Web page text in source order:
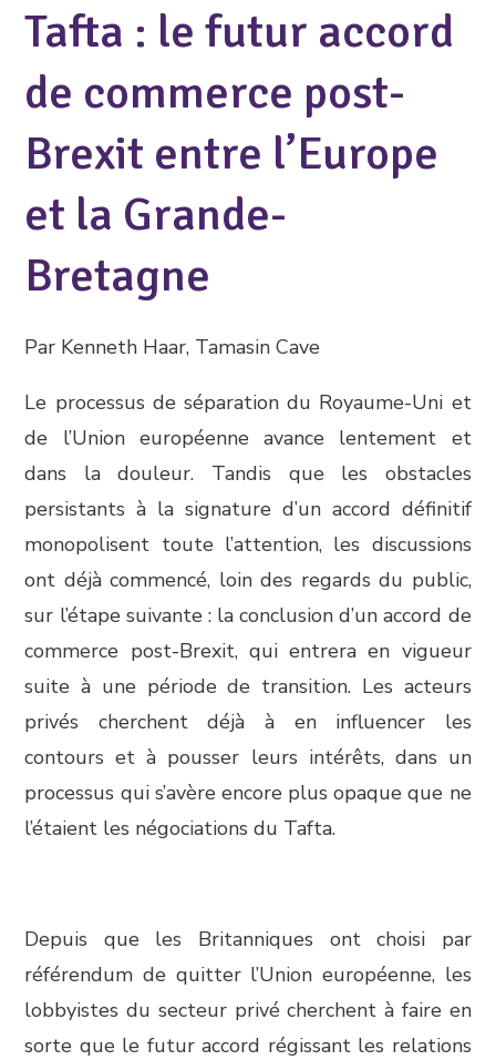
Tafta : le futur accord
de commerce post-
Brexit entre l’Europe
et la Grande-
Bretagne
Par Kenneth Haar, Tamasin Cave
Le processus de séparation du Royaume-Uni et
de l’Union européenne avance lentement et
dans la douleur. Tandis que les obstacles
persistants à la signature d’un accord définitif
monopolisent toute l’attention, les discussions
ont déjà commencé, loin des regards du public,
sur l’étape suivante : la conclusion d’un accord de
commerce post-Brexit, qui entrera en vigueur
suite à une période de transition. Les acteurs
privés cherchent déjà à en influencer les
contours et à pousser leurs intérêts, dans un
processus qui s’avère encore plus opaque que ne
l’étaient les négociations du Tafta.
Depuis que les Britanniques ont choisi par
référendum de quitter l’Union européenne, les
lobbyistes du secteur privé cherchent à faire en
sorte que le futur accord régissant les relations